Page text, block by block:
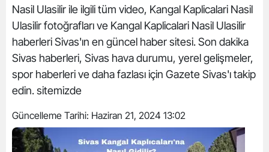
Nasil Ulasilir ile ilgili tüm video, Kangal Kaplicalari Nasil
Ulasilir fotoğrafları ve Kangal Kaplicalari Nasil Ulasilir
haberleri Sivas'ın en güncel haber sitesi. Son dakika
Sivas haberleri, Sivas hava durumu, yerel gelişmeler,
spor haberleri ve daha fazlası için Gazete Sivas'ı takip
edin. sitemizde
Güncelleme Tarihi: Haziran 21, 2024 13:02